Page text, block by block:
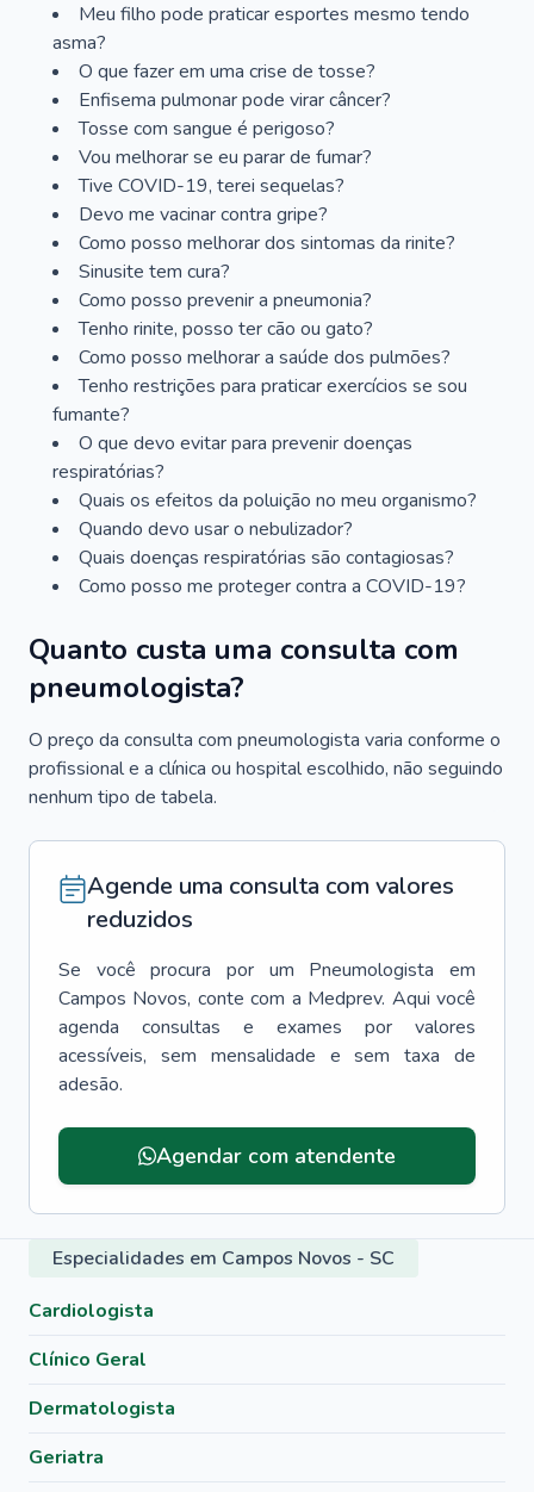
Meu filho pode praticar esportes mesmo tendo
asma?
O que fazer em uma crise de tosse?
Enfisema pulmonar pode virar câncer?
Tosse com sangue é perigoso?
Vou melhorar se eu parar de fumar?
Tive COVID-19, terei sequelas?
Devo me vacinar contra gripe?
Como posso melhorar dos sintomas da rinite?
Sinusite tem cura?
Como posso prevenir a pneumonia?
Tenho rinite, posso ter cão ou gato?
Como posso melhorar a saúde dos pulmões?
Tenho restrições para praticar exercícios se sou
fumante?
O que devo evitar para prevenir doenças
respiratórias?
Quais os efeitos da poluição no meu organismo?
Quando devo usar o nebulizador?
Quais doenças respiratórias são contagiosas?
Como posso me proteger contra a COVID-19?
Quanto custa uma consulta com
pneumologista?
O preço da consulta com pneumologista varia conforme o
profissional e a clínica ou hospital escolhido, não seguindo
nenhum tipo de tabela.
Agende uma consulta com valores
reduzidos
Se você procura por um Pneumologista
em
Campos Novos, conte com a Medprev. Aqui você
agenda consultas e exames por valores
acessíveis, sem mensalidade e sem taxa de
adesão.
Agendar com atendente
Especialidades em Campos Novos - SC
Cardiologista
Clínico Geral
Dermatologista
Geriatra